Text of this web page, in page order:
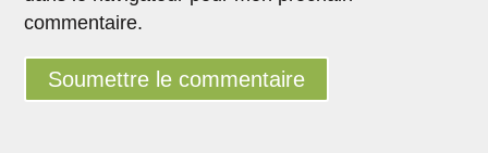
commentaire.
Soumettre le commentaire